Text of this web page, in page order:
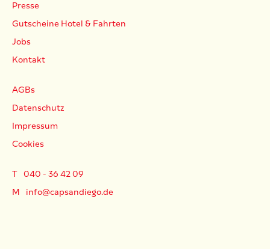
Presse
Gutscheine Hotel & Fahrten
Jobs
Kontakt
AGBs
Datenschutz
Impressum
Cookies
T 040 - 36 42 09
M
info@capsandiego.de